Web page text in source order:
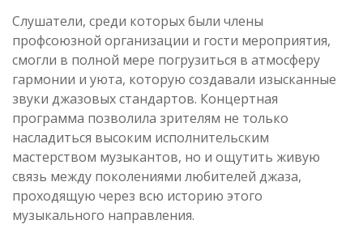
Слушатели, среди которых были члены
профсоюзной организации и гости мероприятия,
смогли в полной мере погрузиться в атмосферу
гармонии и уюта, которую создавали изысканные
звуки джазовых стандартов. Концертная
программа позволила зрителям не только
насладиться высоким исполнительским
мастерством музыкантов, но и ощутить живую
связь между поколениями любителей джаза,
проходящую через всю историю этого
музыкального направления.